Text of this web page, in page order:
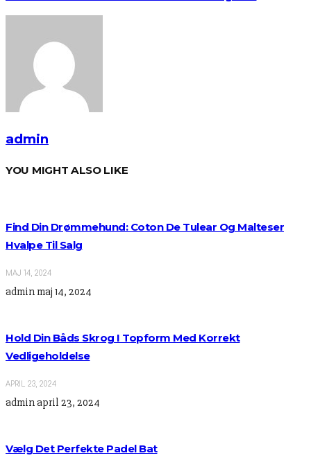
admin
YOU MIGHT ALSO LIKE
Find Din Drømmehund: Coton De Tulear Og Malteser
Hvalpe Til Salg
MAJ 14, 2024
admin maj 14, 2024
Hold Din Båds Skrog I Topform Med Korrekt
Vedligeholdelse
APRIL 23, 2024
adminapril 23, 2024
Vælg Det Perfekte Padel Bat